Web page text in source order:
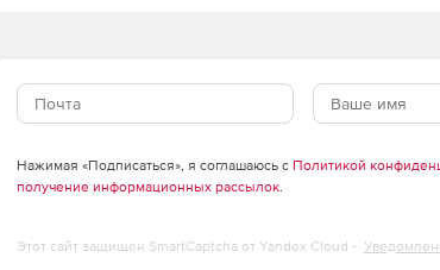
поставщиков управляемых служб и их клиентам.
клиентов к ИТ-активам с единой консоли и с
Нажимая «Подписаться», я соглашаюсь с Политикой
получение информационных рассылок.
Этот сайт защищен SmartCaptcha от Yandex Cloud -